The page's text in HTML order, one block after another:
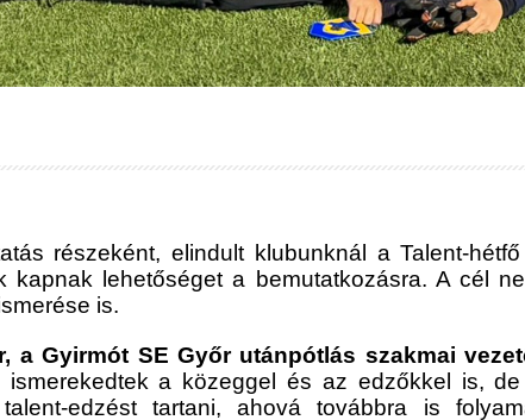
részeként, elindult klubunknál a Talent-
kapnak lehetőséget a bemutatkozásra. A cél
is.
a Gyirmót SE Győr utánpótlás szakmai
ismerekedtek a közeggel és az edzőkkel is,
edzést tartani, ahová továbbra is